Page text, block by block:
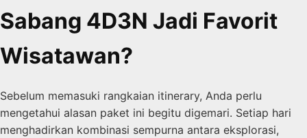
Sabang 4D3N Jadi Favorit
Wisatawan?
Sebelum memasuki rangkaian itinerary, Anda perlu
mengetahui alasan paket ini begitu digemari. Setiap hari
menghadirkan kombinasi sempurna antara eksplorasi,